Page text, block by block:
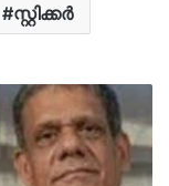
സ്റ്റിക്കർ